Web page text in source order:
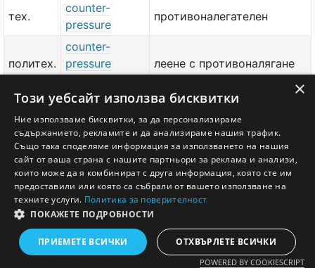
тех.
counter-
pressure
противоналегателен
политех.
counter-
pressure
леене с противоналягане
жп.
counter-rail
counter-
pressure
контрарелса
добави значение или преводтук
Английско - Български речник © Ezikov.com
Условия
Контакти Панел
×
Този уебсайт използва бисквитки
Ние използваме бисквитки, за да персонализираме
съдържанието, рекламите и да анализираме нашия трафик.
Също така споделяме информация за използването на нашия
сайт от ваша страна с нашите партньори за реклама и анализи,
които може да я комбинират с друга информация, която сте им
предоставили или която са събрали от вашето използване на
техните услуги. Политика за поверителност
ПОКАЖЕТЕ ПОДРОБНОСТИ
ПРИЕМЕТЕ ВСИЧКИ ОТХВЪРЛЕТЕ ВСИЧКИ
POWERED BY COOKIESCRIPT